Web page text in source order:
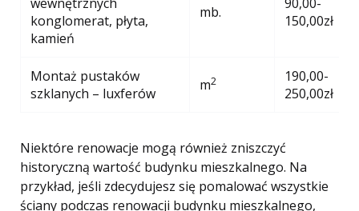
konglomerat, płyta,
kamień
mb.
150,00zł
Montaż pustaków
szklanych – luxferów
m2
190,00-
250,00zł
Niektóre renowacje mogą również zniszczyć
historyczną wartość budynku mieszkalnego. Na
przykład, jeśli zdecydujesz się pomalować wszystkie
ściany podczas renowacji budynku mieszkalnego,